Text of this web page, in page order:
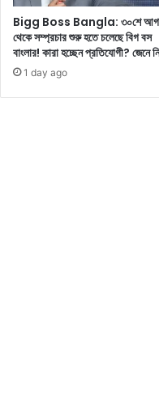
লে
ন
কে
ট
মি
Bigg Boss Bangla: ৩০শে
থেকে সম্প্রচার শুরু হতে চলেছে বিগ বস
বাংলার! কারা হচ্ছেন প্রতিযোগী? জেনে
1 day ago